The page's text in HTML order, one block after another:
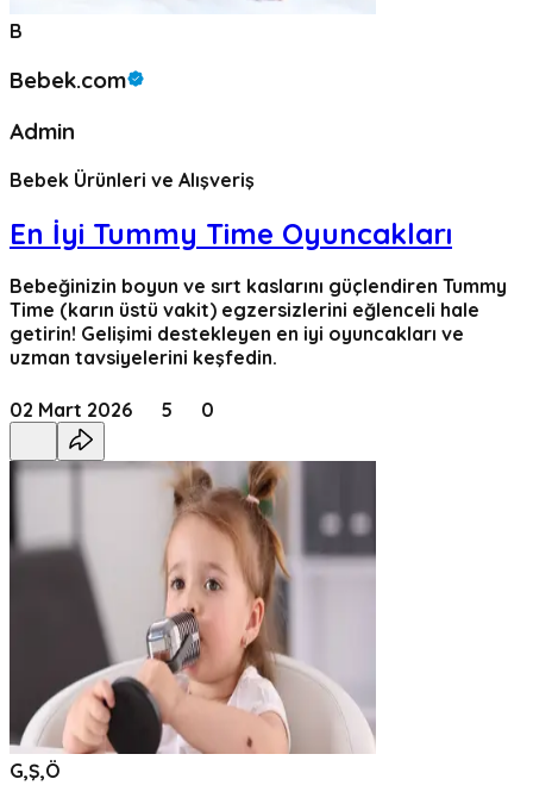
B
Bebek.com
Admin
Bebek Ürünleri ve Alışveriş
En İyi Tummy Time Oyuncakları
Bebeğinizin boyun ve sırt kaslarını güçlendiren Tummy
Time (karın üstü vakit) egzersizlerini eğlenceli hale
getirin! Gelişimi destekleyen en iyi oyuncakları ve
uzman tavsiyelerini keşfedin.
02 Mart 2026 5 0
G,Ş,Ö